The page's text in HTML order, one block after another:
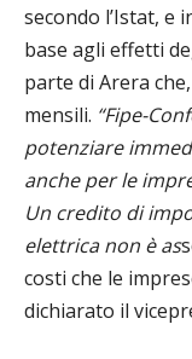
secondo l’Istat, e
base agli effetti
parte di Arera
mensili. “Fipe-
potenziare
anche per le
Un credito di
elettrica non è as
costi che le
dichiarato il